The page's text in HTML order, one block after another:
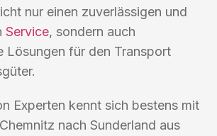
nur einen zuverlässigen und
Service, sondern auch
Lösungen für den Transport
Experten kennt sich bestens mit
nach Sunderland aus